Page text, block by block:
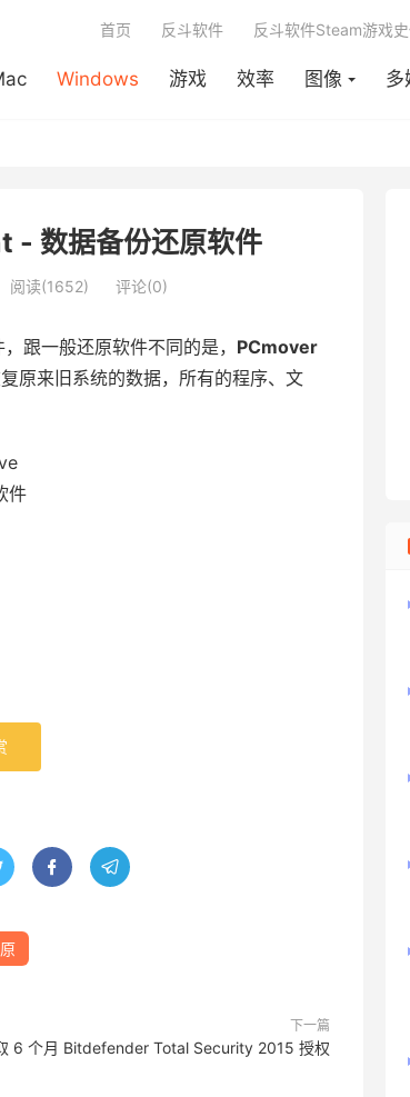
Windows 游戏 效率 图像 多
首页 反斗软件 反斗软件Steam游戏
数据备份还原软件
阅读(1652) 评论(0)
跟一般还原软件不同的是， PCmover
原来旧系统的数据，所有的程序、文
 
下一篇
6 个月 Bitdefender Total Security 2015 授权